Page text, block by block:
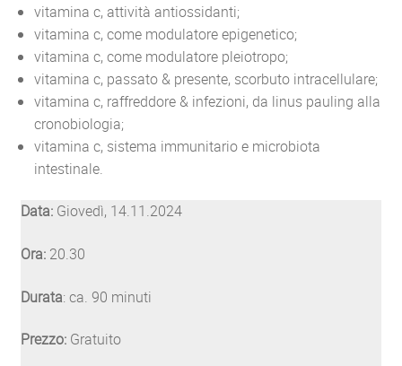
vitamina c, attività antiossidanti;
vitamina c, come modulatore epigenetico;
vitamina c, come modulatore pleiotropo;
vitamina c, passato & presente, scorbuto intracellulare;
vitamina c, raffreddore & infezioni, da linus pauling alla
cronobiologia;
vitamina c, sistema immunitario e microbiota
intestinale.
Data:Giovedì, 14.11.2024
Ora:20.30
Durata: ca. 90 minuti
Prezzo:Gratuito